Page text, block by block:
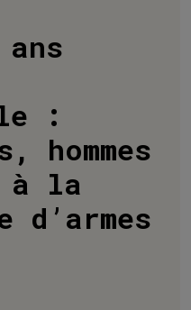
:
hommes
à la
d’armes